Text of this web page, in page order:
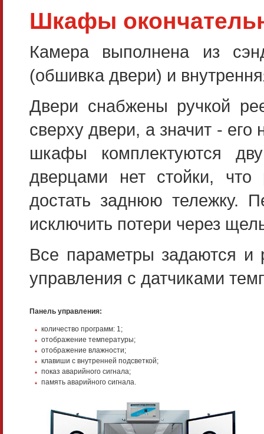
Шкафы
Камера выполнена из
(обшивка двери) и
Двери снабжены ручкой
сверху двери, а значит -
шкафы комплектуются
дверцами нет стойки, что
достать заднюю тележку.
исключить потери через
Все параметры задаются и
управления с датчиками
Панель управления:
количество программ: 1;
отображение температуры;
отображение влажности;
клавиши с внутренней подсветкой;
показ аварийного сигнала;
память аварийного сигнала.